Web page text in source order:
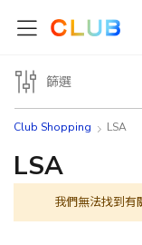
Club Shopping LSA
LSA
我們無法找到有
篩選